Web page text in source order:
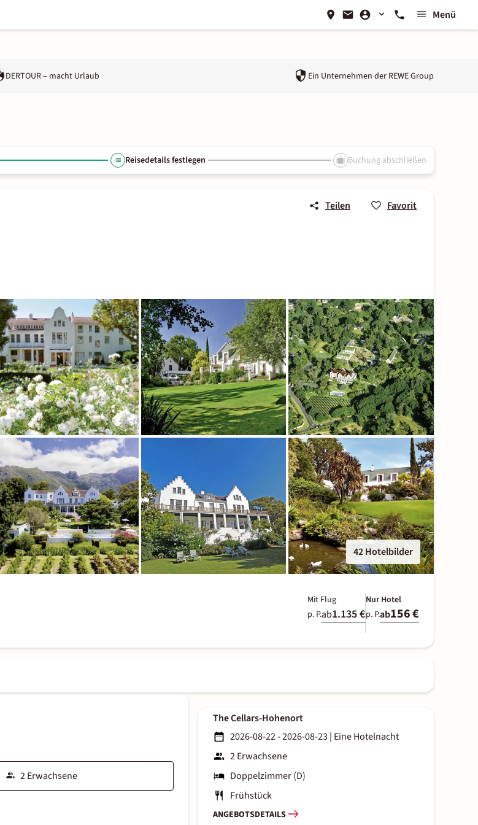
Menü
DERTOUR – macht Urlaub Ein Unternehmen der REWE Group
Reisedetails festlegen Buchung abschließen
Teilen Favorit
42 Hotelbilder
Mit Flug
p. P.ab1.135 €
Nur Hotel
p. P.ab156 €
The Cellars-Hohenort
2026-08-22 - 2026-08-23 | Eine Hotelnacht
2 Erwachsene
Doppelzimmer (D)
Frühstück
ANGEBOTSDETAILS